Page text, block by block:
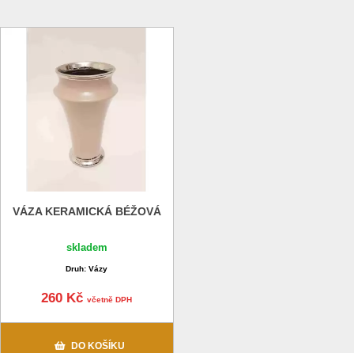
VÁZA KERAMICKÁ BÉŽOVÁ
skladem
Druh: Vázy
260 Kčvčetně DPH
DO KOŠÍKU